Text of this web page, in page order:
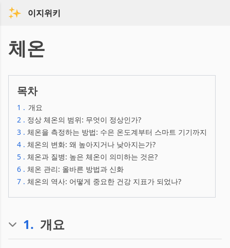
이지위키
체온
목차
1 . 개요
2 . 정상 체온의 범위: 무엇이 정상인가?
3 . 체온을 측정하는 방법: 수은 온도계부터 스마트 기기까지
4 . 체온의 변화: 왜 높아지거나 낮아지는가?
5 . 체온과 질병: 높은 체온이 의미하는 것은?
6 . 체온 관리: 올바른 방법과 신화
7 . 체온의 역사: 어떻게 중요한 건강 지표가 되었나?
1. 개요